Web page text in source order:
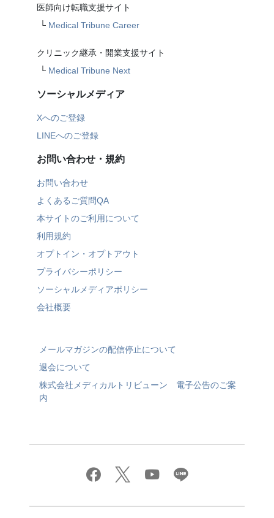
医師向け転職支援サイト
└ Medical Tribune Career
クリニック継承・開業支援サイト
└ Medical Tribune Next
ソーシャルメディア
Xへのご登録
LINEへのご登録
お問い合わせ・規約
お問い合わせ
よくあるご質問QA
本サイトのご利用について
利用規約
オプトイン・オプトアウト
プライバシーポリシー
ソーシャルメディアポリシー
会社概要
メールマガジンの配信停止について
退会について
株式会社メディカルトリビューン 電子公告のご案
内